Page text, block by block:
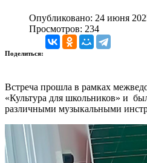
Опубликовано: 24 июня
Просмотров: 234
Поделиться:
Встреча прошла в рамках
«Культура для школьников» и
различными музыкальными